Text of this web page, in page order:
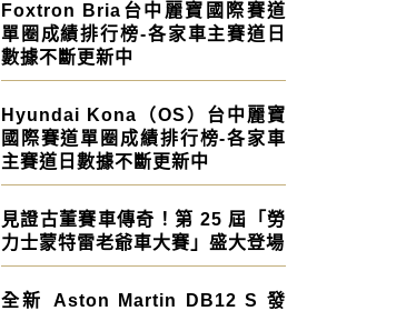
Foxtron Bria台中麗寶國際賽道
單圈成績排行榜-各家車主賽道日
數據不斷更新中
Hyundai Kona（OS）台中麗寶
國際賽道單圈成績排行榜-各家車
主賽道日數據不斷更新中
見證古董賽車傳奇！第 25 屆「勞
力士蒙特雷老爺車大賽」盛大登場
全新 Aston Martin DB12 S 發